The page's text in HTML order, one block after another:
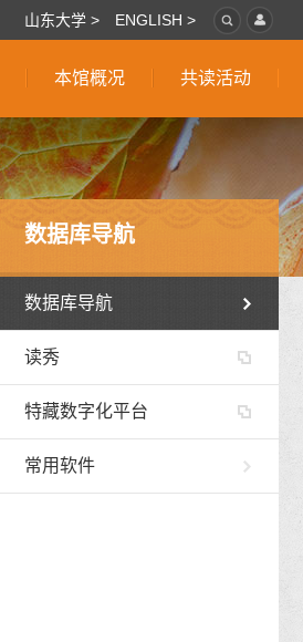
山东大学 > ENGLISH >
本馆概况 共读活动
数据库导航
数据库导航
读秀
特藏数字化平台
常用软件